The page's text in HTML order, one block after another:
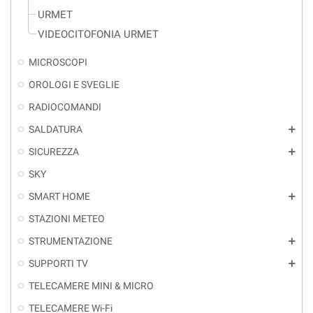
URMET
VIDEOCITOFONIA URMET
MICROSCOPI
OROLOGI E SVEGLIE
RADIOCOMANDI
SALDATURA
add
SICUREZZA add
SKY
SMART HOME
add
STAZIONI METEO
STRUMENTAZIONE
add
SUPPORTI TV add
TELECAMERE MINI & MICRO
TELECAMERE Wi-Fi